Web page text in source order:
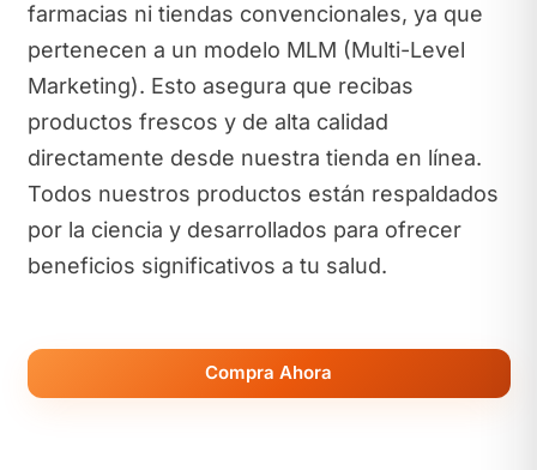
farmacias ni tiendas convencionales, ya que
pertenecen a un modelo MLM (Multi-Level
Marketing). Esto asegura que recibas
productos frescos y de alta calidad
directamente desde nuestra tienda en línea.
Todos nuestros productos están respaldados
por la ciencia y desarrollados para ofrecer
beneficios significativos a tu salud.
Compra Ahora